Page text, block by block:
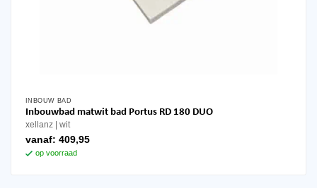
INBOUW BAD
Inbouwbad matwit bad Portus RD 180 DUO
xellanz wit
vanaf: 409,95
op voorraad